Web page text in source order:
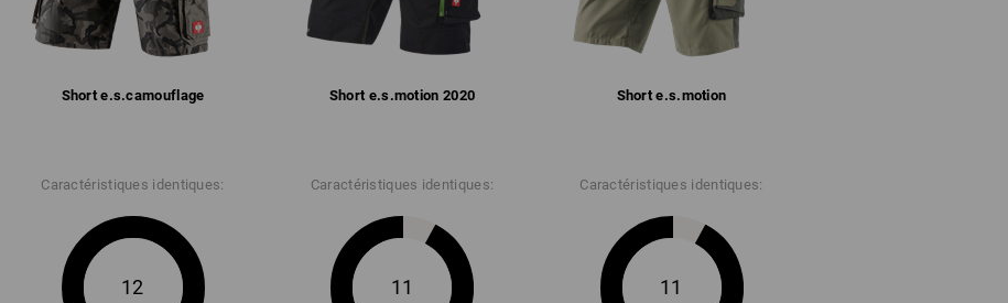
Short e.s.​camouflage Short e.s.​motion 2020 Short e.s.​motion
Caractéristiques identiques:
12
Caractéristiques identiques:
11
Caractéristiques identiques:
11